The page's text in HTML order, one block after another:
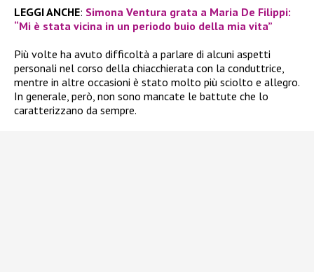
LEGGI ANCHE: Simona Ventura grata a Maria De Filippi:
“Mi è stata vicina in un periodo buio della mia vita”
Più volte ha avuto difficoltà a parlare di alcuni aspetti
personali nel corso della chiacchierata con la conduttrice,
mentre in altre occasioni è stato molto più sciolto e allegro.
In generale, però, non sono mancate le battute che lo
caratterizzano da sempre.